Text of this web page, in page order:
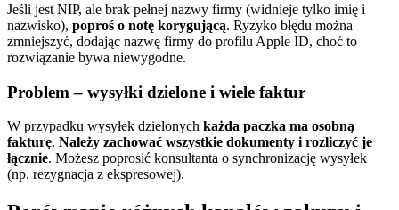
Jeśli jest NIP, ale brak pełnej nazwy firmy (widnieje tylko imię i
nazwisko), poproś o notę korygującą. Ryzyko błędu można
zmniejszyć, dodając nazwę firmy do profilu Apple ID, choć to
rozwiązanie bywa niewygodne.
Problem – wysyłki dzielone i wiele faktur
W przypadku wysyłek dzielonych każda paczka ma osobną
fakturę. Należy zachować wszystkie dokumenty i rozliczyć je
łącznie. Możesz poprosić konsultanta o synchronizację wysyłek
(np. rezygnacja z ekspresowej).